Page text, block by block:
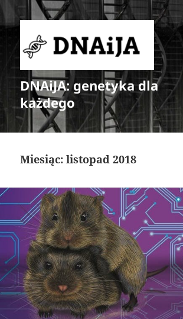
DNAiJA: genetyka dla
każdego
Miesiąc:listopad 2018